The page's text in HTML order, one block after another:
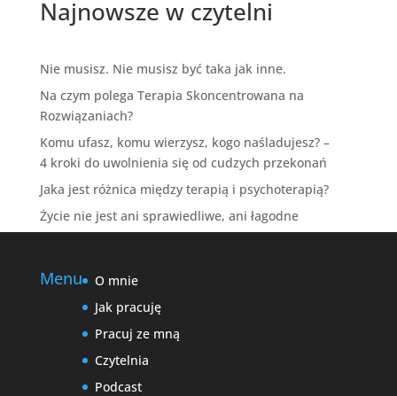
Najnowsze w czytelni
Nie musisz. Nie musisz być taka jak inne.
Na czym polega Terapia Skoncentrowana na
Rozwiązaniach?
Komu ufasz, komu wierzysz, kogo naśladujesz? –
4 kroki do uwolnienia się od cudzych przekonań
Jaka jest różnica między terapią i psychoterapią?
Życie nie jest ani sprawiedliwe, ani łagodne
Menu
O mnie
Jak pracuję
Pracuj ze mną
Czytelnia
Podcast